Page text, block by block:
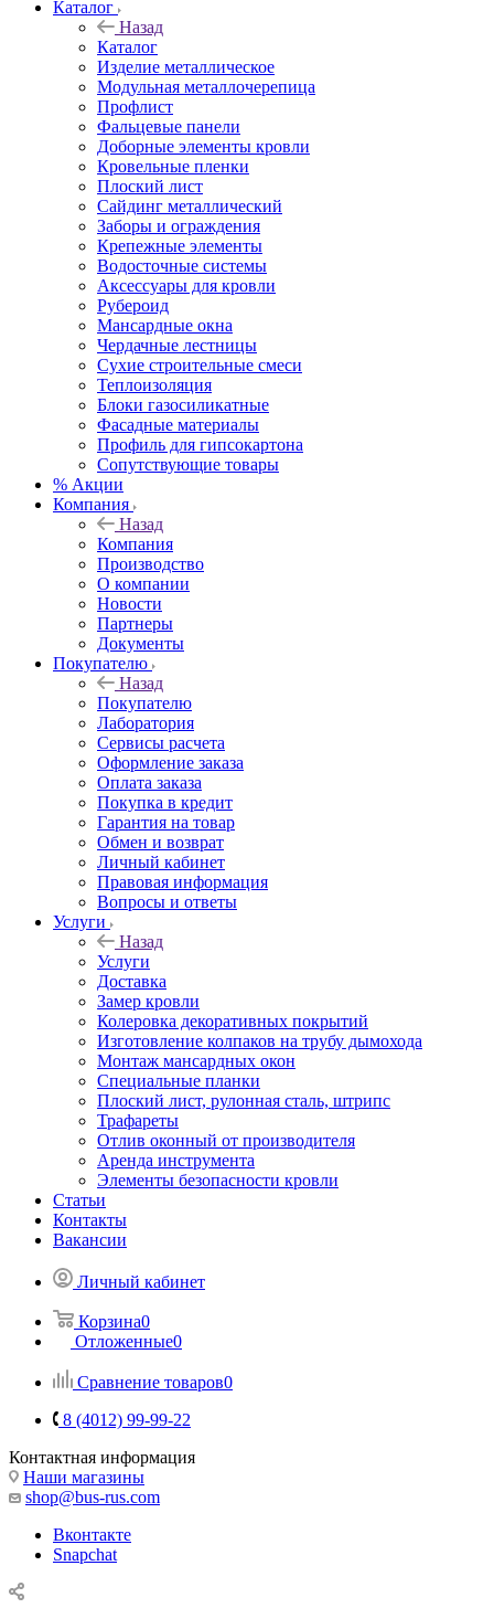
Каталог
Назад
Каталог
Изделие металлическое
Модульная металлочерепица
Профлист
Фальцевые панели
Доборные элементы кровли
Кровельные пленки
Плоский лист
Сайдинг металлический
Заборы и ограждения
Крепежные элементы
Водосточные системы
Аксессуары для кровли
Рубероид
Мансардные окна
Чердачные лестницы
Сухие строительные смеси
Теплоизоляция
Блоки газосиликатные
Фасадные материалы
Профиль для гипсокартона
Сопутствующие товары
% Акции
Компания
Назад
Компания
Производство
О компании
Новости
Партнеры
Документы
Покупателю
Назад
Покупателю
Лаборатория
Сервисы расчета
Оформление заказа
Оплата заказа
Покупка в кредит
Гарантия на товар
Обмен и возврат
Личный кабинет
Правовая информация
Вопросы и ответы
Услуги
Назад
Услуги
Доставка
Замер кровли
Колеровка декоративных покрытий
Изготовление колпаков на трубу дымохода
Монтаж мансардных окон
Специальные планки
Плоский лист, рулонная сталь, штрипс
Трафареты
Отлив оконный от производителя
Аренда инструмента
Элементы безопасности кровли
Статьи
Контакты
Вакансии
Личный кабинет
Корзина0
Отложенные0
Сравнение товаров0
8 (4012) 99-99-22
Контактная информация
Наши магазины
shop@bus-rus.com
Вконтакте
Snapchat